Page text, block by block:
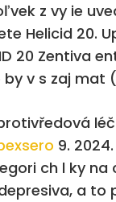
z vy ie
Helicid 20.
20 Zentiva
by v s zaj mat
9.
ch l ky
a to